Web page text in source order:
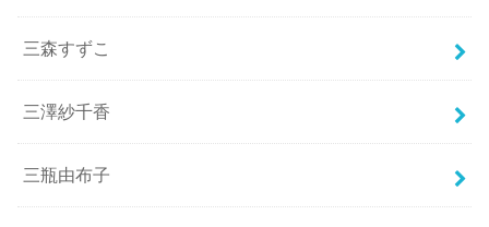
三森すずこ
三澤紗千香
三瓶由布子